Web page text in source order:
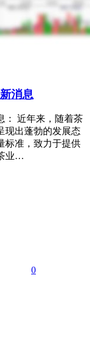
消息
： 近年来，随着茶
现出蓬勃的发展态
标准，致力于提供
业…
0